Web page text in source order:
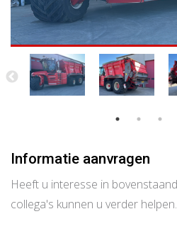
Informatie aanvragen
Heeft u interesse in
collega's kunnen u verder helpen.